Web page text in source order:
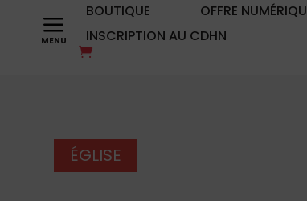
a BOUTIQUE OFFRE
INSCRIPTION AU CDHN
ÉGLISE